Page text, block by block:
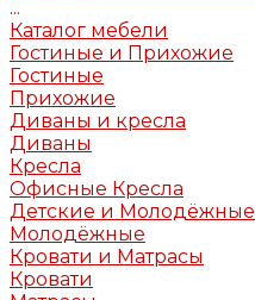
...
Каталог мебели
Гостиные и Прихожие
Гостиные
Прихожие
Диваны и кресла
Диваны
Кресла
Офисные Кресла
Детские и Молодёжные
Молодёжные
Кровати и Матрасы
Кровати